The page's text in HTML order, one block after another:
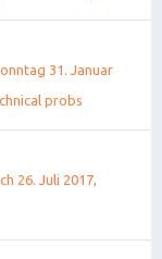
31. Januar
probs
26. Juli 2017,